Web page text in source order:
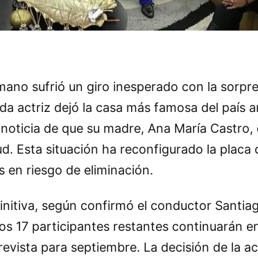
sufrió un giro inesperado con la
actriz dejó la casa más famosa del país
de que su madre, Ana María Castro,
Esta situación ha reconfigurado la placa
en riesgo de eliminación.
según confirmó el conductor
17 participantes restantes continuarán
para septiembre. La decisión de la